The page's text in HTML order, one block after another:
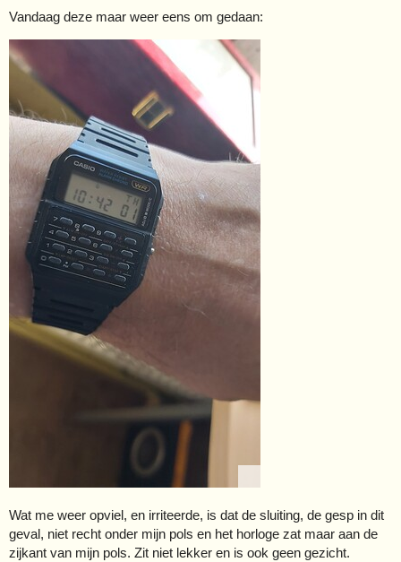
Vandaag deze maar weer eens om gedaan:
Wat me weer opviel, en irriteerde, is dat de sluiting, de gesp in dit
geval, niet recht onder mijn pols en het horloge zat maar aan de
zijkant van mijn pols. Zit niet lekker en is ook geen gezicht.